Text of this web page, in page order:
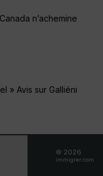
n’achemine
» Avis sur Galliéni
© 2026
immigrer.com